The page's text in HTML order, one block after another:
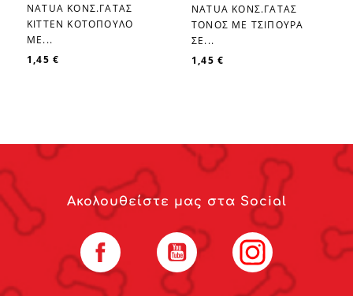
favorite_border
NATUA ΚΟΝΣ.ΓΑΤΑΣ
KITTEN ΚΟΤΟΠΟΥΛΟ
ΜΕ...
1,45 €
favorite_border
NATUA ΚΟΝΣ.ΓΑΤΑΣ
ΤΟΝΟΣ ΜΕ ΤΣΙΠΟΥΡΑ
ΣΕ...
1,45 €
Ακολουθείστε μας στα Social
Facebook YouTube Instagram